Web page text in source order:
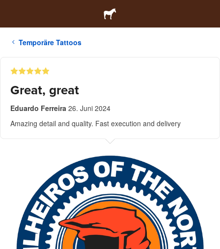
Temporäre Tattoos
Great, great
Eduardo Ferreira 26. Juni 2024
Amazing detail and quality. Fast execution and delivery